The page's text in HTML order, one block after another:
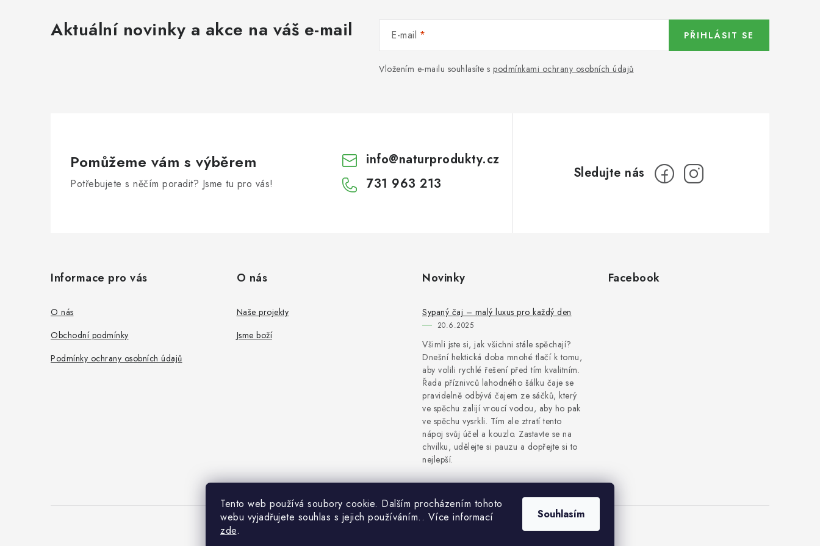
Tento web používá soubory cookie. Dalším procházením tohoto
webu vyjadřujete souhlas s jejich používáním.. Více informací
zde.
Souhlasím
Aktuální novinky a akce na váš e-mail E-mail
Vložením e-mailu souhlasíte s podmínkami ochrany osobních údajů
PŘIHLÁSIT SE
Pomůžeme vám s výběrem
Potřebujete s něčím poradit? Jsme tu pro vás!
info@naturprodukty.cz
731 963 213
Informace pro vás
O nás
Obchodní podmínky
Podmínky ochrany osobních údajů
O nás
Naše projekty
Jsme boží
Novinky
Sypaný čaj – malý luxus pro každý den
20.6.2025
Všimli jste si, jak všichni stále spěchají?
Dnešní hektická doba mnohé tlačí k tomu,
aby volili rychlé řešení před tím kvalitním.
Řada příznivců lahodného šálku čaje se
pravidelně odbývá čajem ze sáčků, který
ve spěchu zalijí vroucí vodou, aby ho pak
ve spěchu vysrkli. Tím ale ztratí tento
nápoj svůj účel a kouzlo. Zastavte se na
chvilku, udělejte si pauzu a dopřejte si to
nejlepší.
Facebook